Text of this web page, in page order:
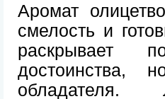
Аромат
смелость и
раскрывает
достоинства,